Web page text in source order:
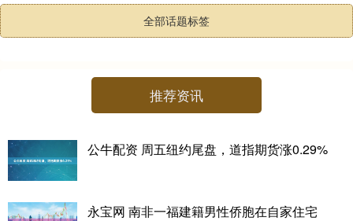
全部话题标签
推荐资讯
公牛配资 周五纽约尾盘，道指期货涨0.29%
永宝网 南非一福建籍男性侨胞在自家住宅